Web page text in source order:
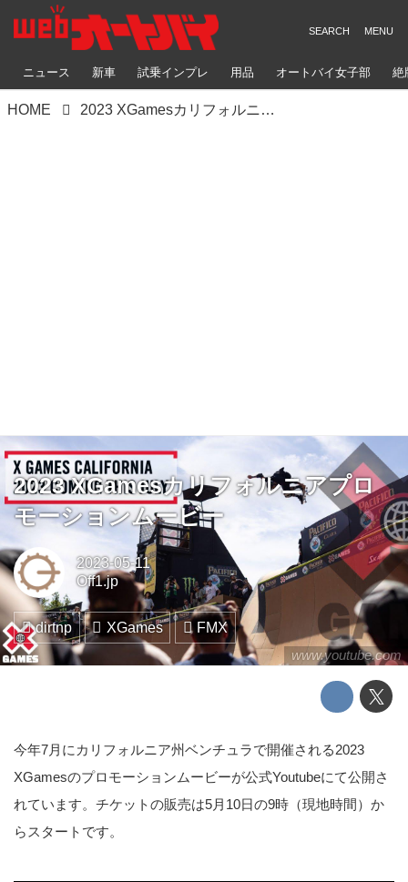
ニュース 新車 試乗インプレ 用品 オートバイ女子部 絶
HOME 2023 XGamesカリフォルニアプロモーションムービー
www.youtube.com
2023 XGamesカリフォルニアプロ
モーションムービー
2023-05-11
Off1.jp
dirtnp XGames FMX
今年7月にカリフォルニア州ベンチュラで開催される2023
XGamesのプロモーションムービーが公式Youtubeにて公開さ
れています。チケットの販売は5月10日の9時（現地時間）か
らスタートです。